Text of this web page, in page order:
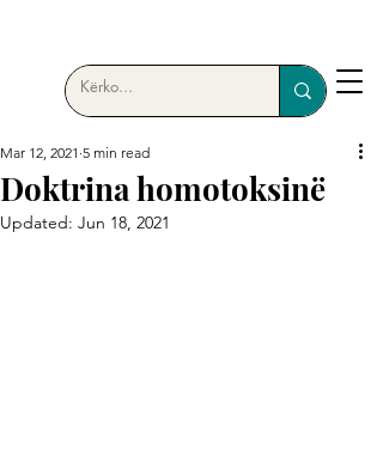
Doktrina homotoksinë
Mar 12, 2021 5 min read
Updated: Jun 18, 2021